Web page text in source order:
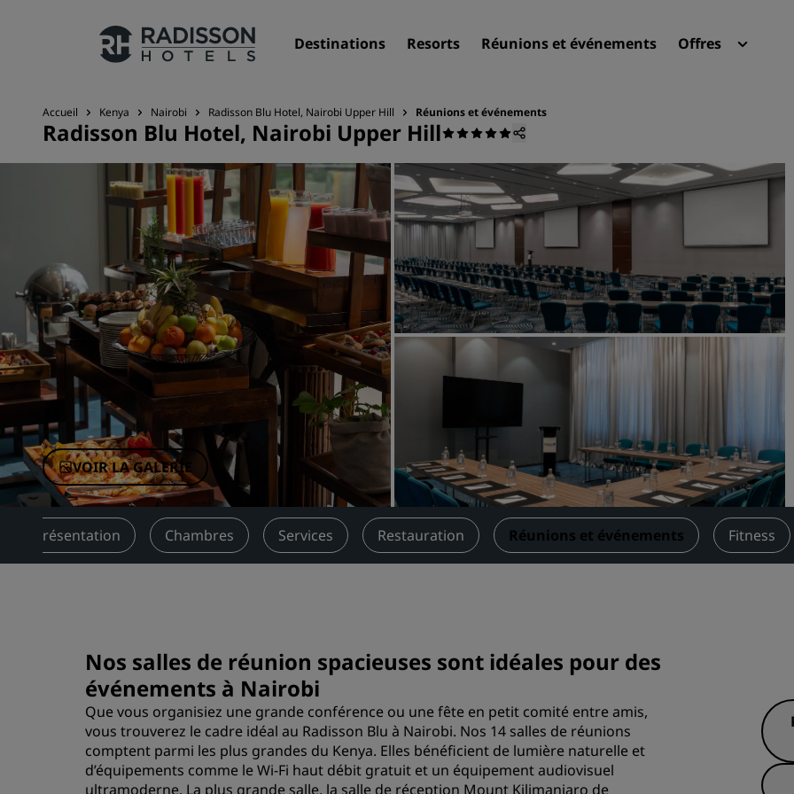
Destinations Resorts Réunions et événements Offres
Nos enseignes
Marques Radisson Hotels
Marques affiliées en Chine
Destinations
Resorts
Nouveaux et futurs hôtels
Réunions et événements
Pour les événements
Solutions d’entreprise
Rechercher des vols
Rechercher des vols
Application Radisson
Accueil Kenya Nairobi Radisson Blu Hotel, Nairobi Upper Hill Réunions et événements
Radisson Blu Hotel, Nairobi Upper Hill
VOIR LA GALERIE
Présentation Chambres Services Restauration Réunions et événements Fitness
Nos salles de réunion spacieuses sont idéales pour des
événements à Nairobi
Que vous organisiez une grande conférence ou une fête en petit comité entre amis,
vous trouverez le cadre idéal au Radisson Blu à Nairobi. Nos 14 salles de réunions
comptent parmi les plus grandes du Kenya. Elles bénéficient de lumière naturelle et
d’équipements comme le Wi-Fi haut débit gratuit et un équipement audiovisuel
ultramoderne. La plus grande salle, la salle de réception Mount Kilimanjaro de